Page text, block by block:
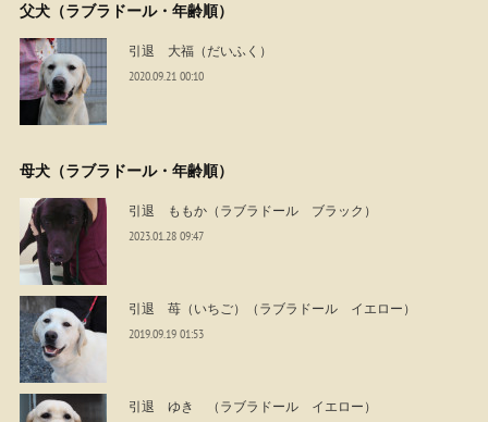
父犬（ラブラドール・年齢順）
引退 大福（だいふく）
2020.09.21 00:10
母犬（ラブラドール・年齢順）
引退 ももか（ラブラドール ブラック）
2023.01.28 09:47
引退 苺（いちご）（ラブラドール イエロー）
2019.09.19 01:53
引退 ゆき （ラブラドール イエロー）